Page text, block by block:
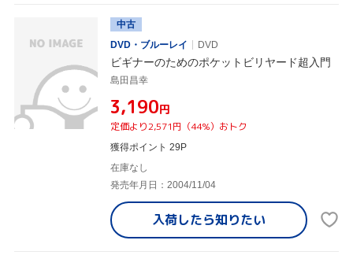
中古
DVD・ブルーレイ
DVD
ビギナーのためのポケットビリヤード超入門
島田昌幸
¥3,190円
定価より2,571円（44%）おトク
獲得ポイント 29P
在庫なし
発売年月日：2004/11/04
入荷したら知りたい